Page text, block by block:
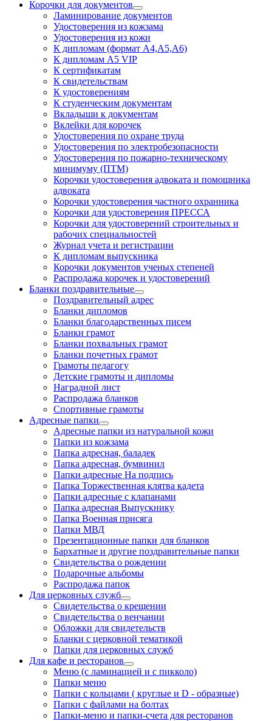
Корочки для документов
Ламинирование документов
Удостоверения из кожзама
Удостоверения из кожи
К дипломам (формат А4,А5,А6)
К дипломам А5 VIP
К сертификатам
К свидетельствам
К удостоверениям
К студенческим документам
Вкладыши к документам
Вклейки для корочек
Удостоверения по охране труда
Удостоверения по электробезопасности
Удостоверения по пожарно-техническому
минимуму (ПТМ)
Корочки удостоверения адвоката и помощника
адвоката
Корочки удостоверения частного охранника
Корочки для удостоверения ПРЕССА
Корочки для удостоверений строительных и
рабочих специальностей
Журнал учета и регистрации
К дипломам выпускника
Корочки документов ученых степеней
Распродажа корочек и удостоверений
Бланки поздравительные
Поздравительный адрес
Бланки дипломов
Бланки благодарственных писем
Бланки грамот
Бланки похвальных грамот
Бланки почетных грамот
Грамоты педагогу
Детские грамоты и дипломы
Наградной лист
Распродажа бланков
Спортивные грамоты
Адресные папки
Адресные папки из натуральной кожи
Папки из кожзама
Папка адресная, баладек
Папка адресная, бумвинил
Папки адресные На подпись
Папка Торжественная клятва кадета
Папки адресные с клапанами
Папка адресная Выпускнику
Папка Военная присяга
Папки МВД
Презентационные папки для бланков
Бархатные и другие поздравительные папки
Свидетельства о рождении
Подарочные альбомы
Распродажа папок
Для церковных служб
Свидетельства о крещении
Свидетельства о венчании
Обложки для свидетельств
Бланки с церковной тематикой
Папки для церковных служб
Для кафе и ресторанов
Меню (с ламинацией и с пикколо)
Папки меню
Папки с кольцами ( круглые и D - образные)
Папки с файлами на болтах
Папки-меню и папки-счета для ресторанов